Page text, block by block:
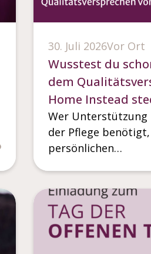
30. Juli 2026Vor Ort
Wusstest du
dem
Home Instead
Wer Unterstützung
der Pflege
persönlichen…